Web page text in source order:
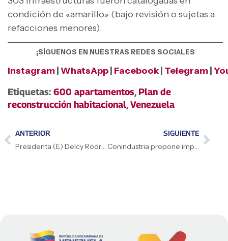
condición de «amarillo» (bajo revisión o sujetas a
refacciones menores).
¡SÍGUENOS EN NUESTRAS REDES SOCIALES
Instagram WhatsApp Facebook Telegram
Etiquetas: 600 apartamentos, Plan de
reconstrucción habitacional,Venezuela
ANTERIOR
Presidenta (E) Delcy Rodríguez: «Vamos a la nueva humanidad de Venezuela, una nueva República con nuevos valores, con nueva educación, con una ética humana profunda que surja de esta terrible tragedia»
SIGUIENTE
Conindustria propone impulsar sectores de gas, minería y turismo